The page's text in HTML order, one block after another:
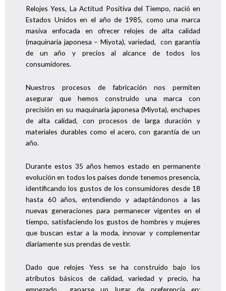
Relojes Yess, La Actitud Positiva del Tiempo, nació en
Estados Unidos en el año de 1985, como una marca
masiva enfocada en ofrecer relojes de alta calidad
(maquinaria japonesa – Miyota), variedad, con garantía
de un año y precios al alcance de todos los
consumidores.
Nuestros procesos de fabricación nos permiten
asegurar que hemos construido una marca con
precisión en su maquinaria japonesa (Miyota), enchapes
de alta calidad, con procesos de larga duración y
materiales durables como el acero, con garantía de un
año.
Durante estos 35 años hemos estado en permanente
evolución en todos los países donde tenemos presencia,
identificando los gustos de los consumidores desde 18
hasta 60 años, entendiendo y adaptándonos a las
nuevas generaciones para permanecer vigentes en el
tiempo, satisfaciendo los gustos de hombres y mujeres
que buscan estar a la moda, innovar y complementar
diariamente sus prendas de vestir.
Dado que relojes Yess se ha construido bajo los
atributos básicos de calidad, variedad y precio, ha
empezado ganarse un lugar de preferencia en: